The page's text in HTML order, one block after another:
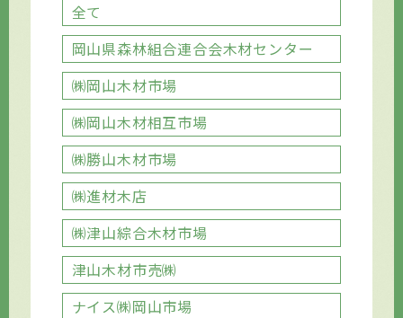
全て
岡山県森林組合連合会木材センター
㈱岡山木材市場
㈱岡山木材相互市場
㈱勝山木材市場
㈱進材木店
㈱津山綜合木材市場
津山木材市売㈱
ナイス㈱岡山市場